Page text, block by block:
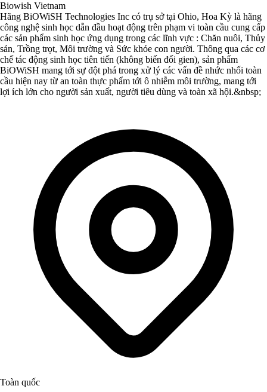
Biowish Vietnam
Hãng BiOWiSH Technologies Inc có trụ sở tại Ohio, Hoa Kỳ là hãng
công nghệ sinh học dẫn đầu hoạt động trên phạm vi toàn cầu cung cấp
các sản phẩm sinh học ứng dụng trong các lĩnh vực : Chăn nuôi, Thủy
sản, Trồng trọt, Môi trường và Sức khỏe con người. Thông qua các cơ
chế tác động sinh học tiên tiến (không biến đổi gien), sản phẩm
BiOWiSH mang tới sự đột phá trong xử lý các vấn đề nhức nhối toàn
cầu hiện nay từ an toàn thực phẩm tới ô nhiễm môi trường, mang tới
lợi ích lớn cho người sản xuất, người tiêu dùng và toàn xã hội.&nbsp;
Toàn quốc